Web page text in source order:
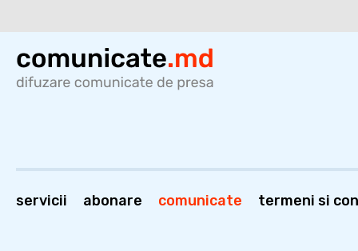
servicii abonare comunicate termeni si